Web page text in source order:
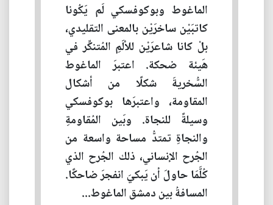
الماغوط وبوكوفسكي لَم يَكُونا
كاتبَيْن ساخرَيْن بالمعنى التقليدي،
بلْ كانا شاعرَيْن للألَمِ المُتنكِّر في
هَيئة ضحكة. اعتبرَ الماغوط
السُّخريةَ شكلًا من أشكال
المقاومة، واعتبرَها بوكوفسكي
وسيلةً للنجاة. وبَين المُقاومةِ
والنجاةِ تمتدُّ مساحة واسعة من
الجُرح الإنساني، ذلك الجُرح الذي
كُلَّمَا حاولَ أن يَبكيَ انفجرَ ضاحكًا.
المسافةُ بين دمشق الماغوط...